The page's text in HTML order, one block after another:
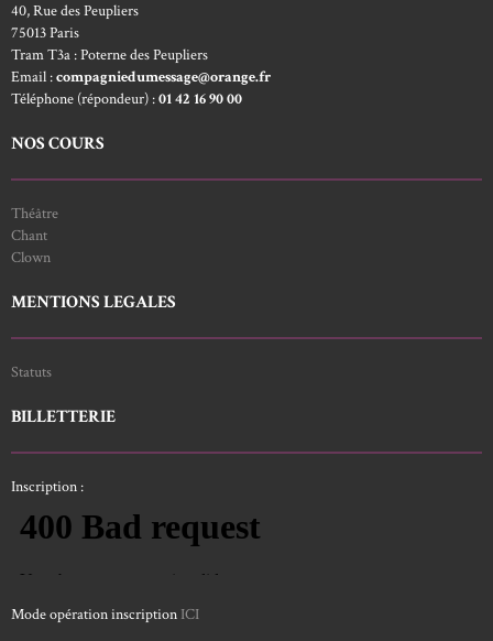
40, Rue des Peupliers
75013 Paris
Tram T3a : Poterne des Peupliers
Email :compagniedumessage@orange.fr
Téléphone (répondeur) :01 42 16 90 00
NOS COURS
Théâtre
Chant
Clown
MENTIONS LEGALES
Statuts
BILLETTERIE
Inscription :
Mode opération inscription ICI